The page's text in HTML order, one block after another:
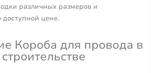
различных размеров и
цене.
Короба для провода в